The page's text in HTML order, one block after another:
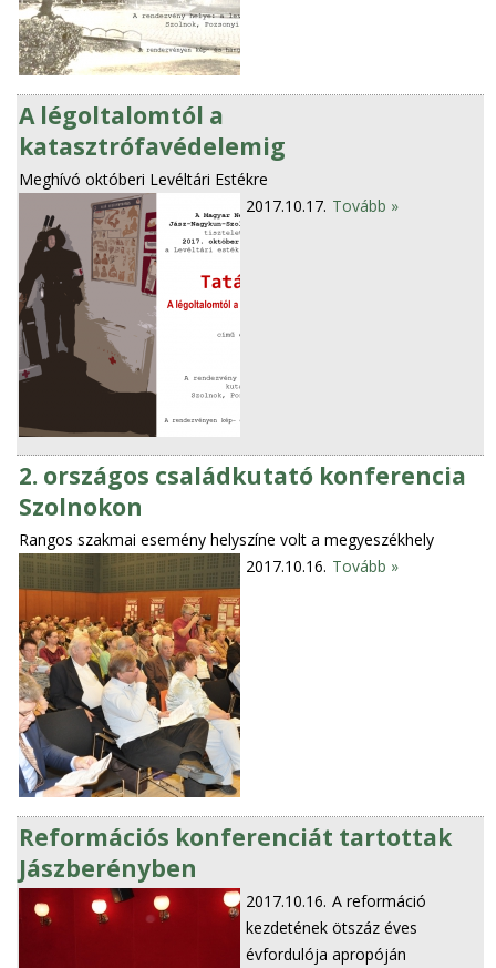
A légoltalomtól a
katasztrófavédelemig
Meghívó októberi Levéltári Estékre
2017.10.17. Tovább »
2. országos családkutató konferencia
Szolnokon
Rangos szakmai esemény helyszíne volt a megyeszékhely
2017.10.16. Tovább »
Reformációs konferenciát tartottak
Jászberényben
2017.10.16. A reformáció
kezdetének ötszáz éves
évfordulója apropóján